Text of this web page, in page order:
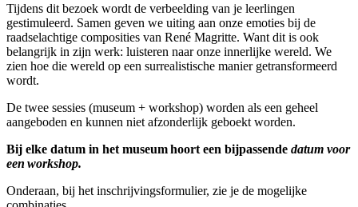
Tijdens dit bezoek wordt de verbeelding van je leerlingen
gestimuleerd. Samen geven we uiting aan onze emoties bij de
raadselachtige composities van René Magritte. Want dit is ook
belangrijk in zijn werk: luisteren naar onze innerlijke wereld. We
zien hoe die wereld op een surrealistische manier getransformeerd
wordt.
De twee sessies (museum + workshop) worden als een geheel
aangeboden en kunnen niet afzonderlijk geboekt worden.
Bij elke datum in het museum hoort een bijpassende datum voor
een workshop.
Onderaan, bij het inschrijvingsformulier, zie je de mogelijke